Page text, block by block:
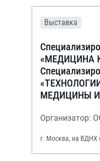
Выставка
«МЕДИЦИНА
МЕДИЦИНЫ
Организатор:
г. Москва, на ВДНХ